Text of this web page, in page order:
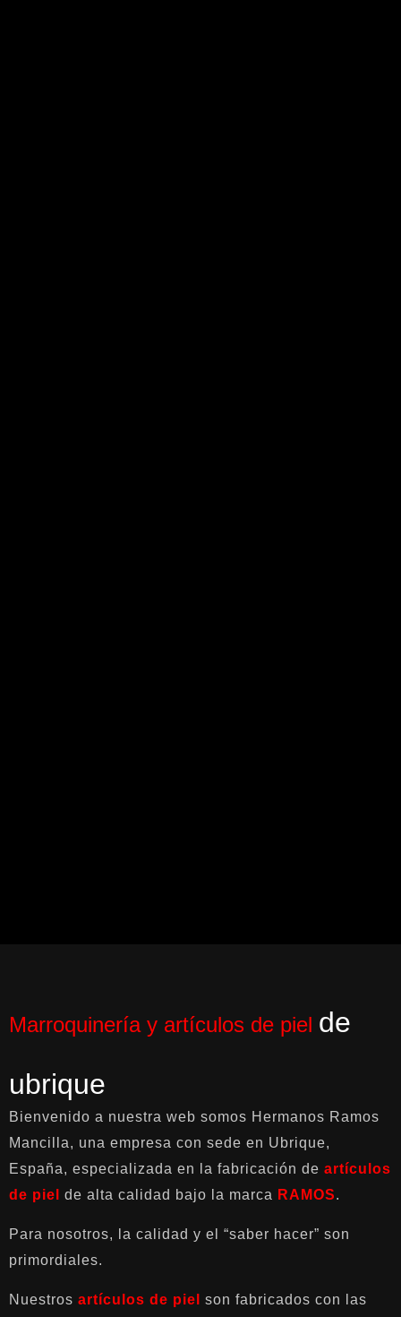
Marroquinería y artículos de piel de
ubrique
Bienvenido a nuestra web somos Hermanos Ramos
Mancilla, una empresa con sede en Ubrique,
España, especializada en la fabricación de artículos
de piel
de alta calidad bajo la marca RAMOS.
Para nosotros, la calidad y el “saber hacer” son
primordiales.
Nuestros artículos de piel
son fabricados con las